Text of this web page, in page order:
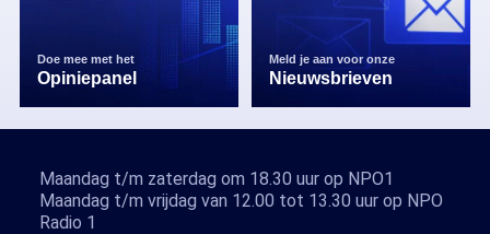
Doe mee met het
Opiniepanel
Meld je aan voor onze
Nieuwsbrieven
Maandag t/m zaterdag om 18.30 uur op NPO1
Maandag t/m vrijdag van 12.00 tot 13.30 uur op NPO
Radio 1